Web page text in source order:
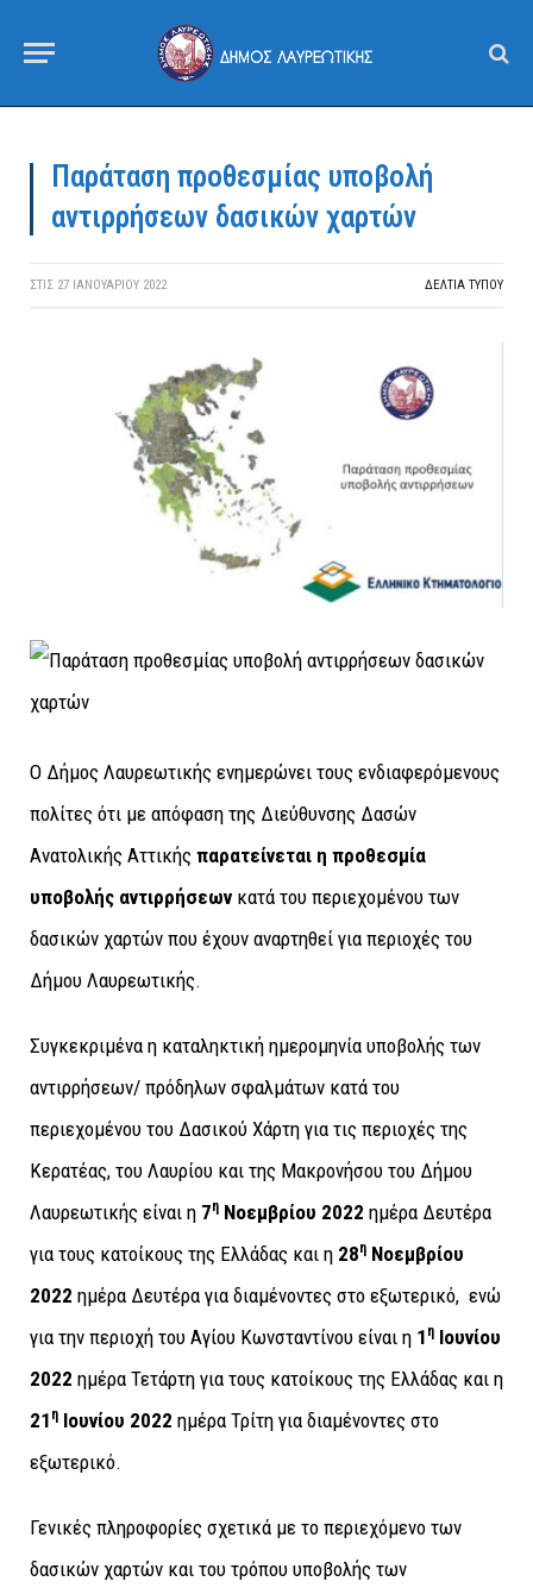
Παράταση προθεσμίας υποβολή
αντιρρήσεων δασικών χαρτών
ΣΤΙΣ 27 ΙΑΝΟΥΑΡΊΟΥ 2022 ΔΕΛΤΙΑ ΤΥΠΟΥ
Ο Δήμος Λαυρεωτικής ενημερώνει τους ενδιαφερόμενους
πολίτες ότι με απόφαση της Διεύθυνσης Δασών
Ανατολικής Αττικής παρατείνεται η προθεσμία
υποβολής αντιρρήσεων κατά του περιεχομένου των
δασικών χαρτών που έχουν αναρτηθεί για περιοχές του
Δήμου Λαυρεωτικής.
Συγκεκριμένα η καταληκτική ημερομηνία υποβολής των
αντιρρήσεων/ πρόδηλων σφαλμάτων κατά του
περιεχομένου του Δασικού Χάρτη για τις περιοχές της
Κερατέας, του Λαυρίου και της Μακρονήσου του Δήμου
Λαυρεωτικής είναι η 7η Νοεμβρίου 2022 ημέρα Δευτέρα
για τους κατοίκους της Ελλάδας και η 28η Νοεμβρίου
2022 ημέρα Δευτέρα για διαμένοντες στο εξωτερικό, ενώ
για την περιοχή του Αγίου Κωνσταντίνου είναι η 1 η Ιουνίου
2022 ημέρα Τετάρτη για τους κατοίκους της Ελλάδας και η
21 η Ιουνίου 2022 ημέρα Τρίτη για διαμένοντες στο
εξωτερικό.
Γενικές πληροφορίες σχετικά με το περιεχόμενο των
δασικών χαρτών και του τρόπου υποβολής των